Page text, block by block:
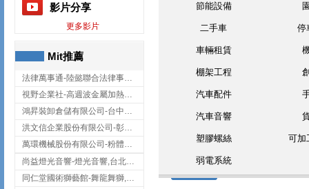
影片分享
更多影片
Mit推薦
法律萬事通-陸懿聯合法律事務所
視野企業社-高週波金屬加熱設備,彰化高週波金屬加熱設備
鴻昇裝卸倉儲有限公司-台中貨櫃裝卸
洪文信企業股份有限公司-彰化鋅合金鑄造,彰化五金加工,彰化五金配件
萬環機械股份有限公司-粉體塗裝設備,輸送機,輸送機設備,台南輸送機
尚益燈光音響-燈光音響,台北燈光音響,台北燈光音響出租
同仁堂國術獅藝館-舞龍舞獅,台中舞龍舞獅
節能設備
二手車 停
車輛租賃
棚架工程
汽車配件
汽車音響
塑膠螺絲 可加
弱電系統